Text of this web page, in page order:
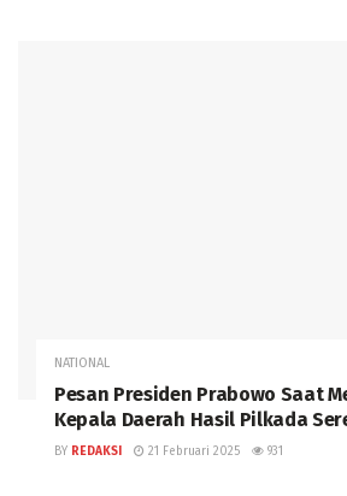
NATIONAL
Pesan Presiden Prabowo Saat
Kepala Daerah Hasil Pilkada
BY REDAKSI 21 Februari 2025 931